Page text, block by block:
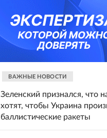
ВАЖНЫЕ НОВОСТИ
Зеленский признался, что
хотят, чтобы Украина
баллистические ракеты